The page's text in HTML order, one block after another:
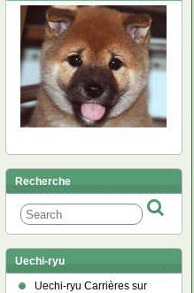
Recherche
Uechi-ryu
Uechi-ryu Carrières sur